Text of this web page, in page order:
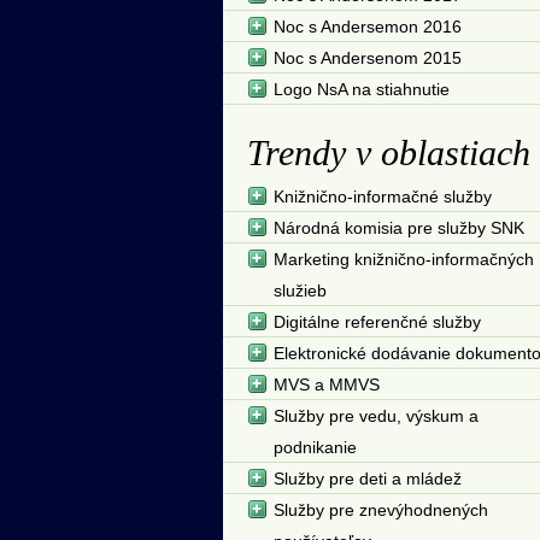
Noc s Andersemon 2016
Noc s Andersenom 2015
Logo NsA na stiahnutie
Trendy v oblastiach
Knižnično-informačné služby
Národná komisia pre služby SNK
Marketing knižnično-informačných
služieb
Digitálne referenčné služby
Elektronické dodávanie
MVS a MMVS
Služby pre vedu, výskum a
podnikanie
Služby pre deti a mládež
Služby pre znevýhodnených